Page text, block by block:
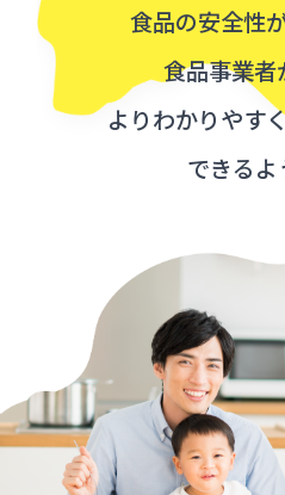
食品の安全性
食品事業者
よりわかりやす
できるよ